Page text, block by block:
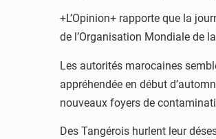
+L’Opinion+ rapporte que la
de l’Organisation Mondiale de
Les autorités marocaines
appréhendée en début
nouveaux foyers de
Des Tangérois hurlent leur